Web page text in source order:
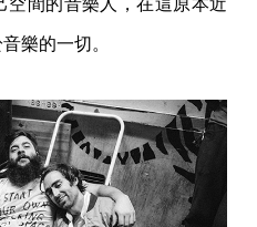
空間的音樂人，在這原本近
樂的一切。